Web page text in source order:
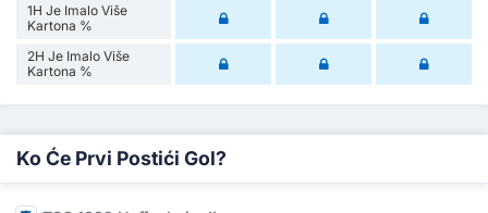
1H Je Imalo Više
Kartona %
2H Je Imalo Više
Kartona %
Ko Će Prvi Postići Gol?